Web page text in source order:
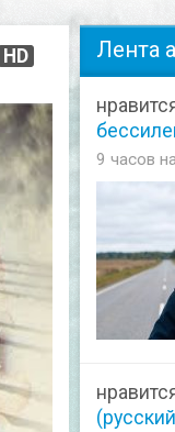
HD Лента
9 часов